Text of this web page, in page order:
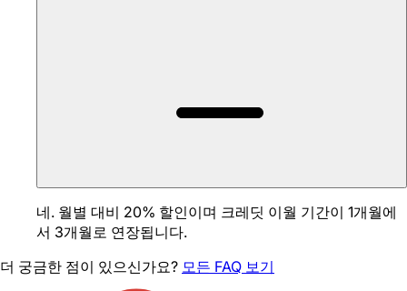
네. 월별 대비 20% 할인이며 크레딧 이월 기간이 1개월에
서 3개월로 연장됩니다.
더 궁금한 점이 있으신가요? 모든 FAQ 보기